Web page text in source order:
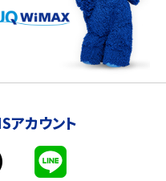
ズ・カメラ性能の違いを徹底解説
ック・機能を徹底比較
や端末を選ぶ時の注意点を解説！
アカウント